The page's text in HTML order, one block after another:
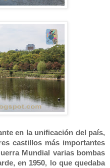
en la unificación del país,
castillos más importantes
Mundial varias bombas
en 1950, lo que quedaba